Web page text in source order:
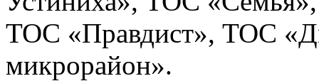
ТОС «Правдист», ТОС
микрорайон».